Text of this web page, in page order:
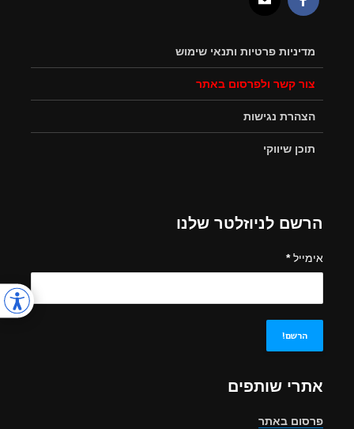
מדיניות פרטיות ותנאי שימוש
צור קשר ולפרסום באתר
הצהרת נגישות
תוכן שיווקי
הרשם לניוזלטר שלנו
אימייל*
אתרי שותפים
פרסום באתר